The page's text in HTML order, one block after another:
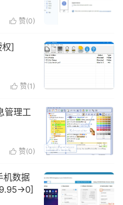
 赞(0)
权]
 赞(1 )
管理工
 赞(0)
数据